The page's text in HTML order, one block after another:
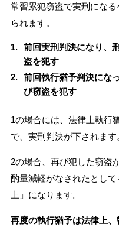
常習累犯窃盗で実刑にな
られます。
前回実刑判決になり、
盗を犯す
前回執行猶予判決にな
び窃盗を犯す
1の場合には、法律上執行
で、実刑判決が下されます
2の場合、再び犯した窃盗
酌量減軽がなされたとし
上」になります。
再度の執行猶予は法律上